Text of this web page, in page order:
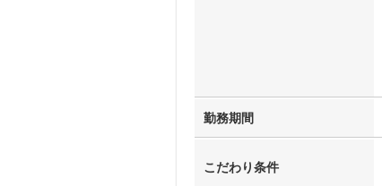
勤務期間
こだわり条件